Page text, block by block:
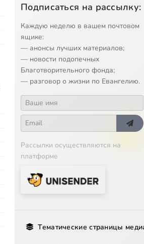
Подписаться на рассылку:
Каждую неделю в вашем почтовом
ящике:
— анонсы лучших материалов;
— новости подопечных
Благотворительного фонда;
— разговор о жизни по Евангелию.
Рассылки осуществляются на
платформе
Тематические страницы